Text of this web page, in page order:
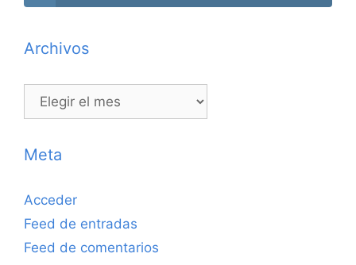
Archivos
Archivos
Meta
Acceder
Feed de entradas
Feed de comentarios